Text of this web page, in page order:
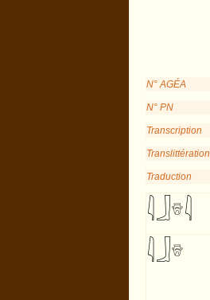
N° AGÉA
N° PN
Transcription
Translittération
Traduction